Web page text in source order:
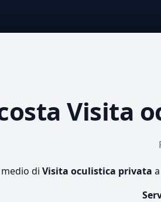
Visita
di Visita oculistica privata